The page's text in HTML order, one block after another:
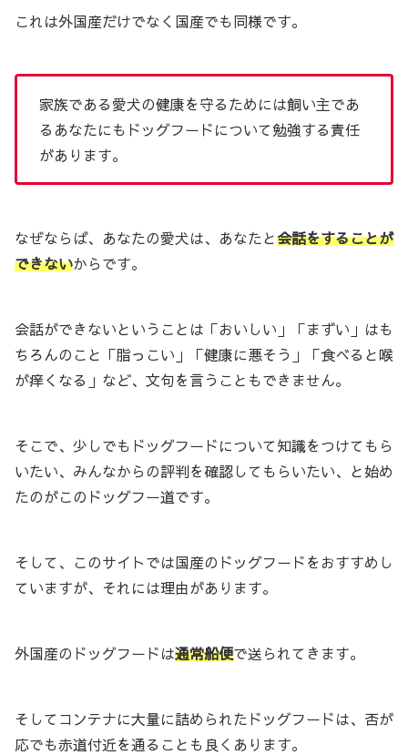
これは外国産だけでなく国産でも同様です。
家族である愛犬の健康を守るためには飼い主であ
るあなたにもドッグフードについて勉強する責任
があります。
なぜならば、あなたの愛犬は、あなたと会話をすることが
できないからです。
会話ができないということは「おいしい」「まずい」はも
ちろんのこと「脂っこい」「健康に悪そう」「食べると喉
が痒くなる」など、文句を言うこともできません。
そこで、少しでもドッグフードについて知識をつけてもら
いたい、みんなからの評判を確認してもらいたい、と始め
たのがこのドッグフー道です。
そして、このサイトでは国産のドッグフードをおすすめし
ていますが、それには理由があります。
外国産のドッグフードは通常船便で送られてきます。
そしてコンテナに大量に詰められたドッグフードは、否が
応でも赤道付近を通ることも良くあります。